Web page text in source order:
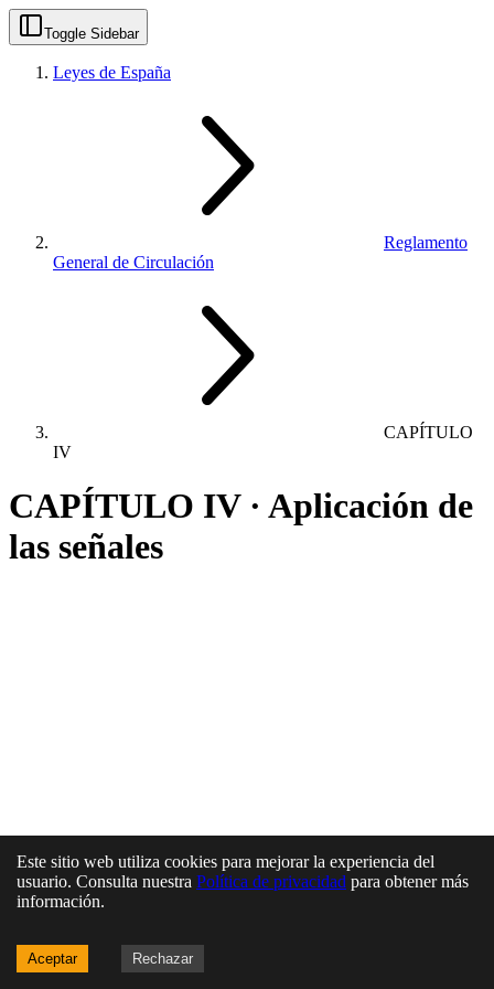
Toggle Sidebar
Leyes de España
Reglamento
General de Circulación
CAPÍTULO
IV
CAPÍTULO IV · Aplicación de
las señales
Este sitio web utiliza cookies para mejorar la experiencia del
usuario. Consulta nuestra Política de privacidad para obtener más
información.
Aceptar Rechazar